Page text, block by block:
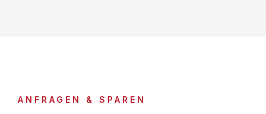
ANFRAGEN & SPAREN